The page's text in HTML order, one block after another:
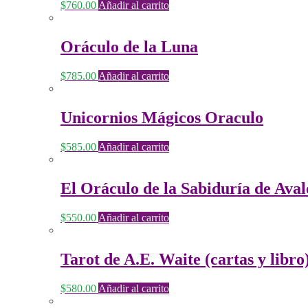
$760.00 Añadir al carrito
Oráculo de la Luna
$785.00 Añadir al carrito
Unicornios Mágicos Oraculo
$585.00 Añadir al carrito
El Oráculo de la Sabiduría de
$550.00 Añadir al carrito
Tarot de A.E. Waite (cartas y
$580.00 Añadir al carrito